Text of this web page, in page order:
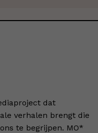
dat
verhalen brengt die
te begrijpen. MO*